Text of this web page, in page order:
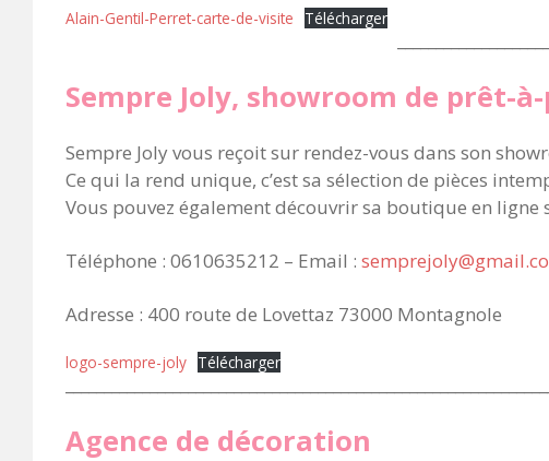
Alain-Gentil-Perret-carte-de-visite Télécharger
Sempre Joly, showroom de prêt-
Sempre Joly vous reçoit sur rendez-vous dans son
Ce qui la rend unique, c’est sa sélection de pièces
Vous pouvez également découvrir sa boutique en ligne
Téléphone : 0610635212 – Email :
Adresse : 400 route de Lovettaz 73000 Montagnole
logo-sempre-joly Télécharger
Agence de décoration